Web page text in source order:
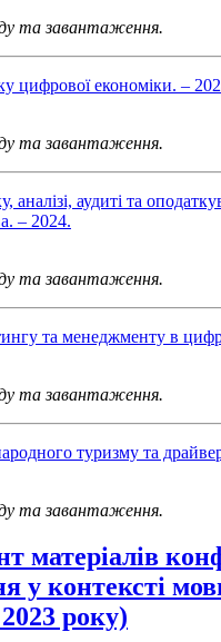
та завантаження.
цифрової економіки. –
та завантаження.
аналізі, аудиті та
– 2024.
та завантаження.
та менеджменту в
та завантаження.
туризму та
та завантаження.
матеріалів
у контексті
року)